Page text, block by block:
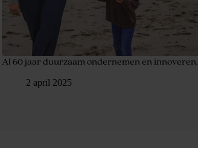
Al 60 jaar duurzaam ondernemen en innoveren.
2 april 2025